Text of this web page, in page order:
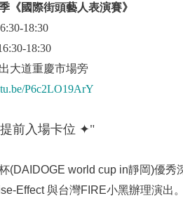
《國際街頭藝人表演賽》
18:30
18:30
大道重慶市場旁
P6c2LO19ArY
前入場卡位 ✦"
(DAIDOGE world cup in靜岡)優秀
Effect與台灣FIRE小黑辦理演出。